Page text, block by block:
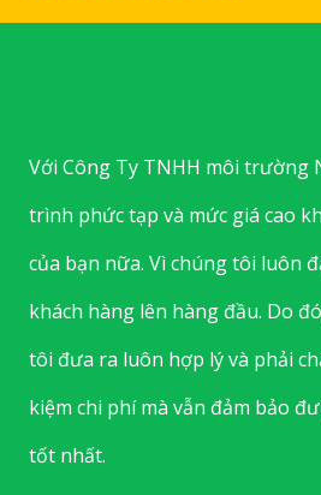
Với Công Ty TNHH môi trường
trình phức tạp và mức giá cao
của bạn nữa. Vì chúng tôi luôn
khách hàng lên hàng đầu. Do
tôi đưa ra luôn hợp lý và phải
kiệm chi phí mà vẫn đảm bảo
tốt nhất.